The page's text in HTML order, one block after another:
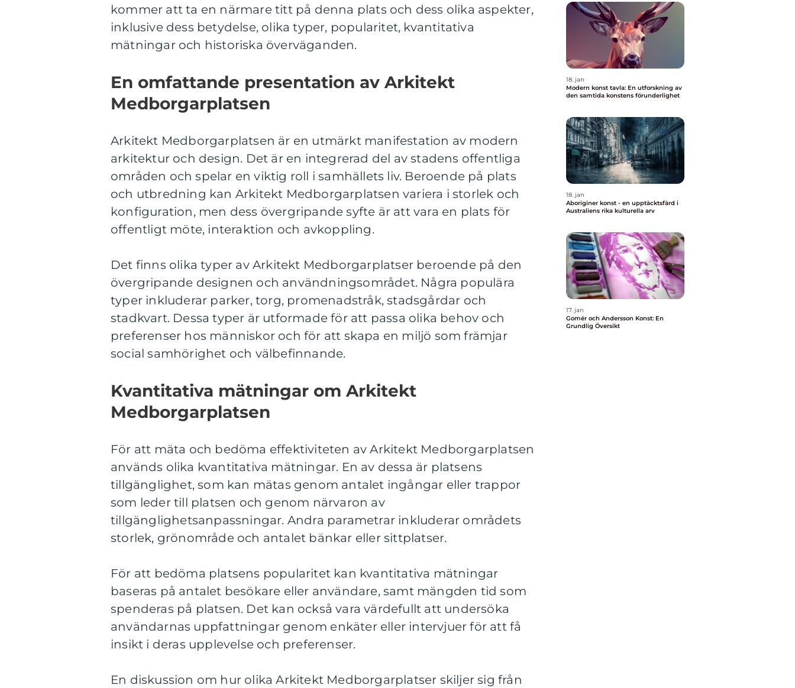
kommer att ta en närmare titt på denna plats och dess olika aspekter,
inklusive dess betydelse, olika typer, popularitet, kvantitativa
mätningar och historiska överväganden.
En omfattande presentation av Arkitekt
Medborgarplatsen
Arkitekt Medborgarplatsen är en utmärkt manifestation av modern
arkitektur och design. Det är en integrerad del av stadens offentliga
områden och spelar en viktig roll i samhällets liv. Beroende på plats
och utbredning kan Arkitekt Medborgarplatsen variera i storlek och
konfiguration, men dess övergripande syfte är att vara en plats för
offentligt möte, interaktion och avkoppling.
Det finns olika typer av Arkitekt Medborgarplatser beroende på den
övergripande designen och användningsområdet. Några populära
typer inkluderar parker, torg, promenadstråk, stadsgårdar och
stadkvart. Dessa typer är utformade för att passa olika behov och
preferenser hos människor och för att skapa en miljö som främjar
social samhörighet och välbefinnande.
Kvantitativa mätningar om Arkitekt
Medborgarplatsen
För att mäta och bedöma effektiviteten av Arkitekt Medborgarplatsen
används olika kvantitativa mätningar. En av dessa är platsens
tillgänglighet, som kan mätas genom antalet ingångar eller trappor
som leder till platsen och genom närvaron av
tillgänglighetsanpassningar. Andra parametrar inkluderar områdets
storlek, grönområde och antalet bänkar eller sittplatser.
För att bedöma platsens popularitet kan kvantitativa mätningar
baseras på antalet besökare eller användare, samt mängden tid som
spenderas på platsen. Det kan också vara värdefullt att undersöka
användarnas uppfattningar genom enkäter eller intervjuer för att få
insikt i deras upplevelse och preferenser.
En diskussion om hur olika Arkitekt Medborgarplatser skiljer sig från
18. jan
Modern konst tavla: En utforskning av
den samtida konstens förunderlighet
18. jan
Aboriginer konst - en upptäcktsfärd i
Australiens rika kulturella arv
17. jan
Gomér och Andersson Konst: En
Grundlig Översikt